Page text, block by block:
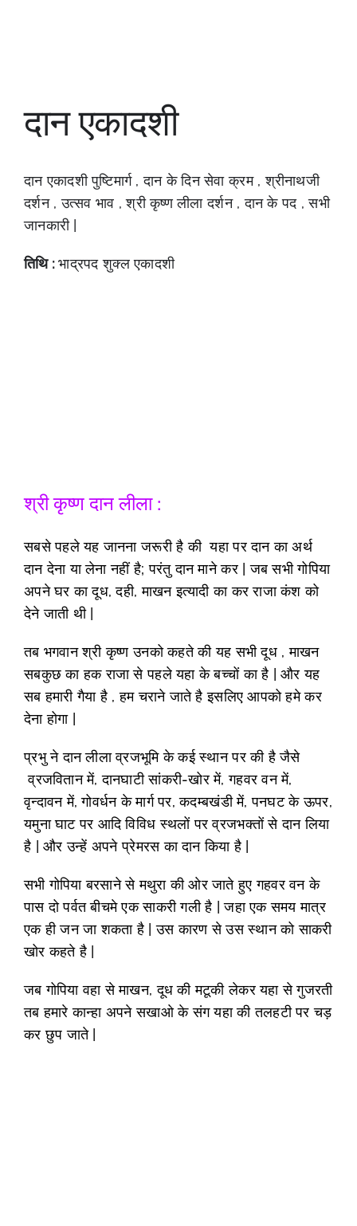
दान एकादशी
दान एकादशी पुष्टिमार्ग , दान के दिन सेवा क्रम , श्रीनाथजी
दर्शन , उत्सव भाव , श्री कृष्ण लीला दर्शन , दान के पद , सभी
जानकारी |
तिथि :भाद्रपद शुक्ल एकादशी
श्री कृष्ण दान लीला :
सबसे पहले यह जानना जरूरी है की यहा पर दान का अर्थ
दान देना या लेना नहीं है; परंतु दान माने कर | जब सभी गोपिया
अपने घर का दूध, दही, माखन इत्यादी का कर राजा कंश को
देने जाती थी |
तब भगवान श्री कृष्ण उनको कहते की यह सभी दूध , माखन
सबकुछ का हक राजा से पहले यहा के बच्चों का है |और यह
सब हमारी गैया है , हम चराने जाते है इसलिए आपको हमे कर
देना होगा |
प्रभु ने दान लीला व्रजभूमि के कई स्थान पर की है जैसे
व्रजवितान में, दानघाटी सांकरी-खोर में, गहवर वन में,
वृन्दावन में, गोवर्धन के मार्ग पर, कदम्बखंडी में, पनघट के ऊपर,
यमुना घाट पर आदि विविध स्थलों पर व्रजभक्तों से दान लिया
है | और उन्हें अपने प्रेमरस का दान किया है |
सभी गोपिया बरसाने से मथुरा की ओर जाते हुए गहवर वन के
पास दो पर्वत बीचमे एक साकरी गली है |जहा एक समय मात्र
एक ही जन जा शकता है | उस कारण से उस स्थान को साकरी
खोर कहते है |
जब गोपिया वहा से माखन, दूध की मटूकी लेकर यहा से गुजरती
तब हमारे कान्हा अपने सखाओ के संग यहा की तलहटी पर चड़
कर छुप जाते |